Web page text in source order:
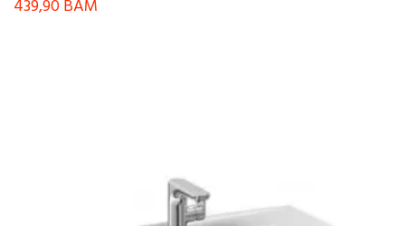
439,90BAM